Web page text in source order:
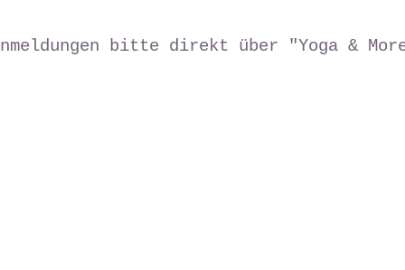
bitte direkt über "Yoga &